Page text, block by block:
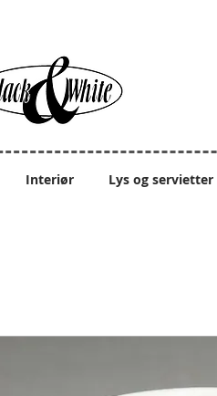
Interiør Lys og servietter